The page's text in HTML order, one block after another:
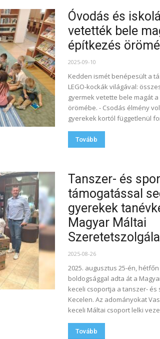
Óvodás és
vetették bele
építkezés
2025-09-10
Kedden ismét benépesült a
LEGO-kockák világával:
gyermek vetette bele magát
örömébe. - Csodás élmény
gyerekek kortól függetlenül
Tovább
Tanszer- és
támogatással
gyerekek
Magyar Máltai
2025-08-26
2025. augusztus 25-én,
boldogsággal adta át a
keceli csoportja a tanszer-
Kecelen. Az adományokat
keceli Máltai csoport lelki
Tovább